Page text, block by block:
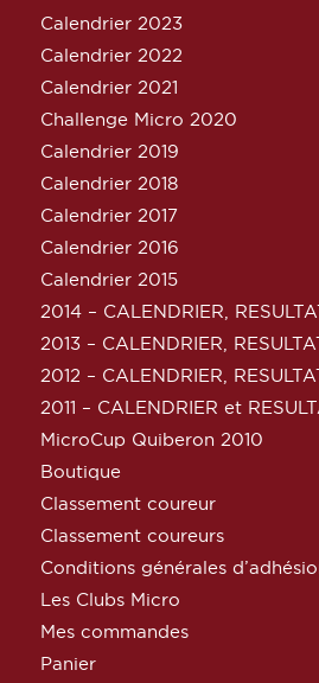
Calendrier 2023
Calendrier 2022
Calendrier 2021
Challenge Micro 2020
Calendrier 2019
Calendrier 2018
Calendrier 2017
Calendrier 2016
Calendrier 2015
2014 – CALENDRIER,
2013 – CALENDRIER,
2012 – CALENDRIER,
2011 – CALENDRIER et
MicroCup Quiberon 2010
Boutique
Classement coureur
Classement coureurs
Conditions générales
Les Clubs Micro
Mes commandes
Panier